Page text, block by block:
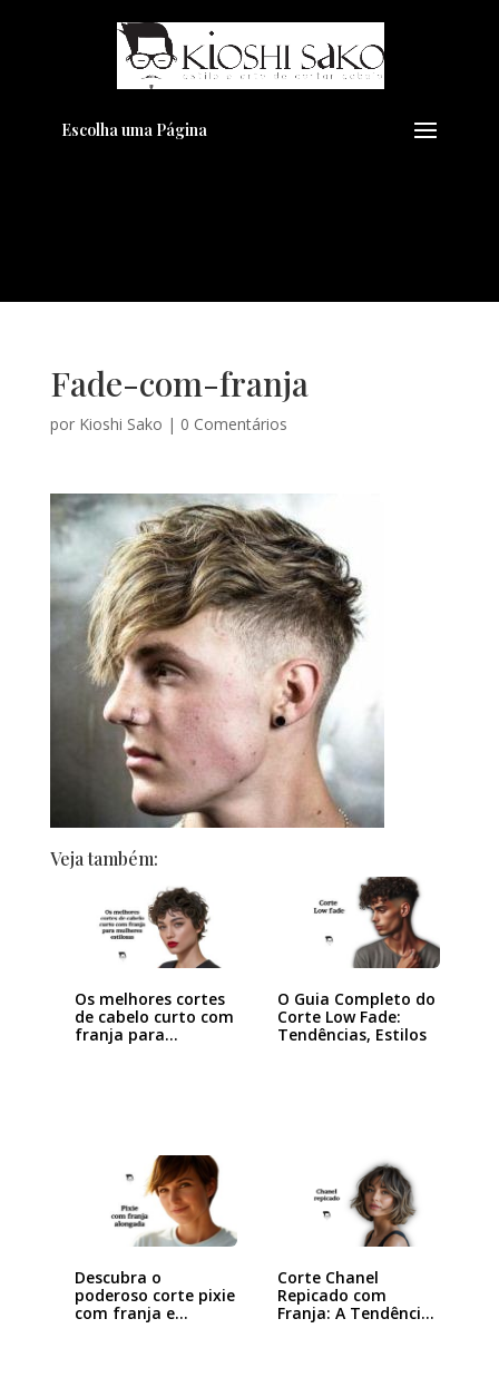
Escolha uma Página
Fade-com-franja
por Kioshi Sako | 0 Comentários
Veja também:
Os melhores cortes
de cabelo curto com
franja para…
O Guia Completo do
Corte Low Fade:
Tendências, Estilos
Descubra o
poderoso corte pixie
com franja e
Corte Chanel
Repicado com
Franja: A Tendência
Pensando em transformar seu
Visual??